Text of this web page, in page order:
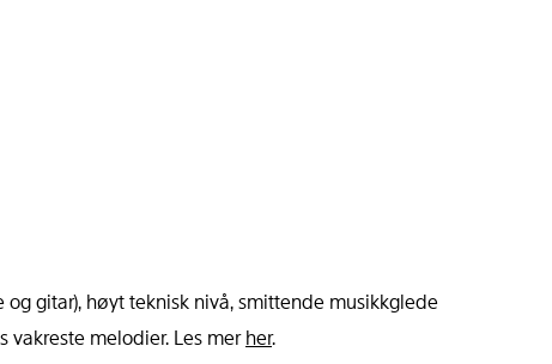
gitar), høyt teknisk nivå, smittende musikkglede
vakreste melodier. Les merher.